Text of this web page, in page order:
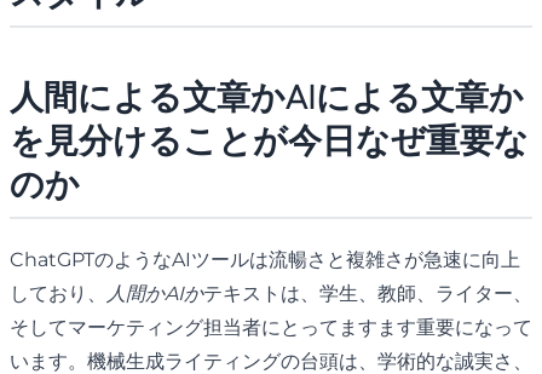
人間による文章かAIによる文章か
を見分けることが今日なぜ重要な
のか
ChatGPTのようなAIツールは流暢さと複雑さが急速に向上
しており、
人間かAIかテキストは、学生、教師、ライター、
そしてマーケティング担当者にとってますます重要になって
います。機械生成ライティングの台頭は、学術的な誠実さ、